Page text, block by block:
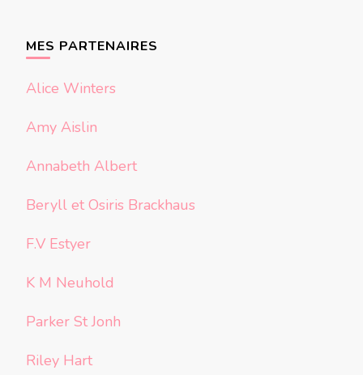
MES PARTENAIRES
Alice Winters
Amy Aislin
Annabeth Albert
Beryll et Osiris Brackhaus
F.V Estyer
K M Neuhold
Parker St Jonh
Riley Hart